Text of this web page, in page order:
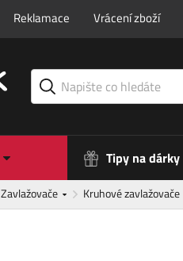
Reklamace Vrácení zboží
Tipy na dárky
Zavlažovače Kruhové zavlažovače